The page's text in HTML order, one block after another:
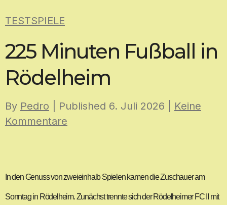
toTESTSPIELE
225 Minuten Fußball in
Rödelheim
By Pedro | Published 6. Juli 2026
Keine
Kommentare
In den Genuss von zweieinhalb Spielen kamen die Zuschauer am
Sonntag in Rödelheim. Zunächst trennte sich der Rödelheimer FC II mit